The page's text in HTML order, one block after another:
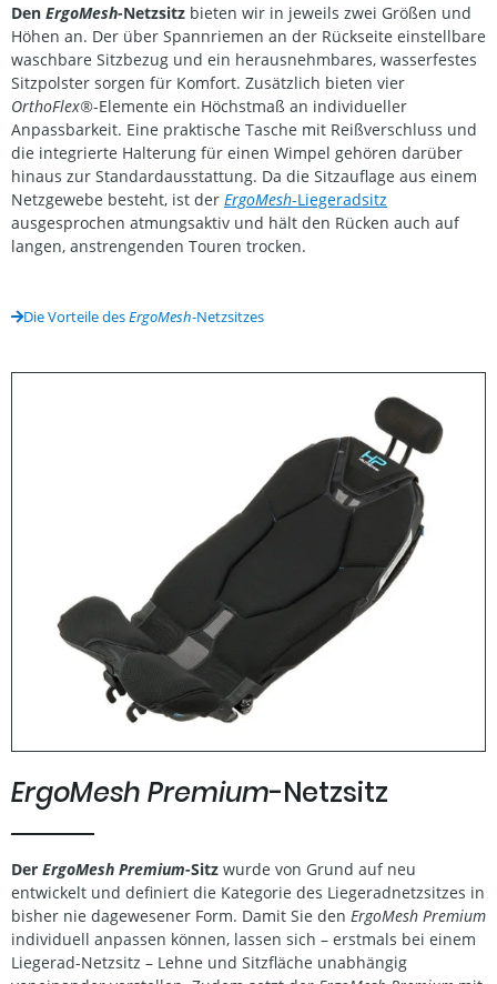
Den ErgoMesh-Netzsitz bieten wir in jeweils zwei Größen und
Höhen an. Der über Spannriemen an der Rückseite einstellbare
waschbare Sitzbezug und ein herausnehmbares, wasserfestes
Sitzpolster sorgen für Komfort. Zusätzlich bieten vier
OrthoFlex®-Elemente ein Höchstmaß an individueller
Anpassbarkeit. Eine praktische Tasche mit Reißverschluss und
die integrierte Halterung für einen Wimpel gehören darüber
hinaus zur Standardausstattung. Da die Sitzauflage aus einem
Netzgewebe besteht, ist der ErgoMesh-Liegeradsitz
ausgesprochen atmungsaktiv und hält den Rücken auch auf
langen, anstrengenden Touren trocken.
Die Vorteile desErgoMesh-Netzsitzes
ErgoMesh Premium-Netzsitz
Der ErgoMesh Premium-Sitz wurde von Grund auf neu
entwickelt und definiert die Kategorie des Liegeradnetzsitzes in
bisher nie dagewesener Form. Damit Sie den ErgoMesh Premium
individuell anpassen können, lassen sich – erstmals bei einem
Liegerad-Netzsitz – Lehne und Sitzfläche unabhängig